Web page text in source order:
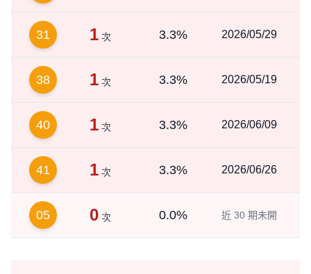
31 1 次 3.3% 2026/05/29
38 1 次 3.3% 2026/05/19
40 1 次 3.3% 2026/06/09
41 1 次 3.3% 2026/06/26
05 0 次 0.0% 近 30 期未開